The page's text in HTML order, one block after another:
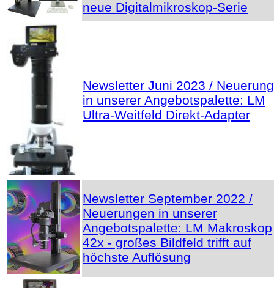
neue Digitalmikroskop-Serie
Newsletter Juni 2023 /
in unserer Angebotspalette: LM
Ultra-Weitfeld Direkt-Adapter
Newsletter September 2022 /
Neuerungen in unserer
Angebotspalette: LM Makroskop
42x - großes Bildfeld trifft auf
höchste Auflösung